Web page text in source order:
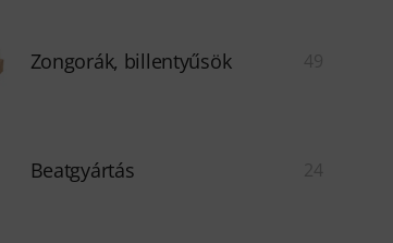
Zongorák, billentyűsök
Beatgyártás